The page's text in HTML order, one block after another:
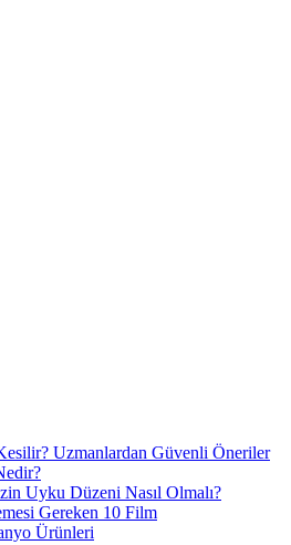
Uzmanlardan Güvenli Öneriler
Uyku Düzeni Nasıl Olmalı?
Gereken 10 Film
Ürünleri